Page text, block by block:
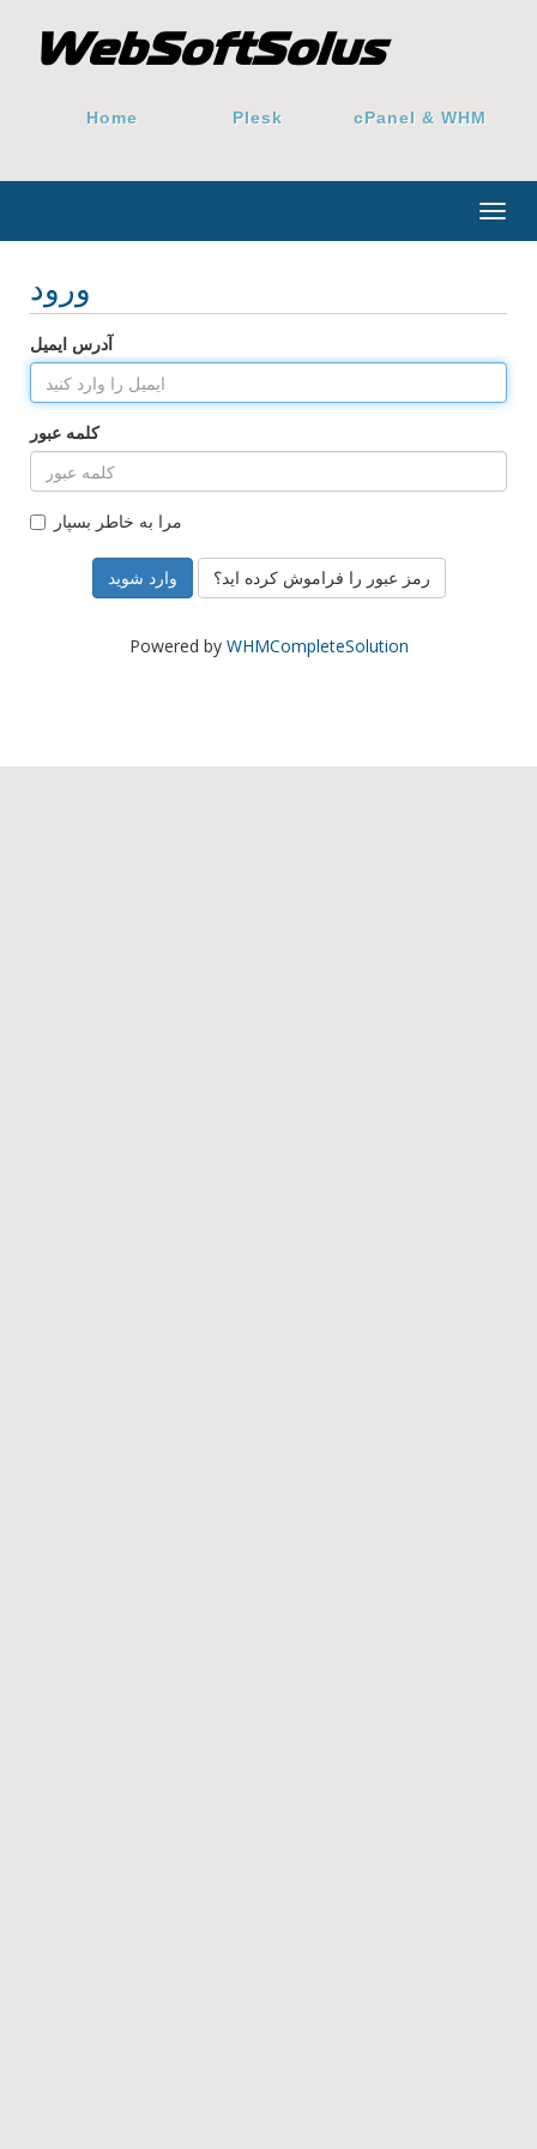
Home Plesk cPanel & WHM
ورود
آدرس ایمیل
کلمه عبور
مرا به خاطر بسپار
رمز عبور را فراموش کرده اید؟
Powered by WHMCompleteSolution